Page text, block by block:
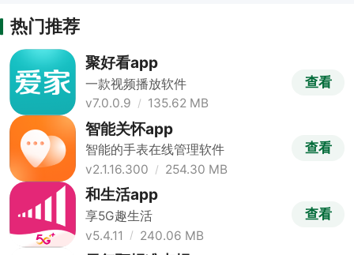
热门推荐
聚好看app
一款视频播放软件
v7.0.0.9
135.62 MB
查看
智能关怀app
智能的手表在线管理软件
v2.1.16.300
254.30 MB
查看
和生活app
享5G趣生活
v5.4.11
240.06 MB
查看